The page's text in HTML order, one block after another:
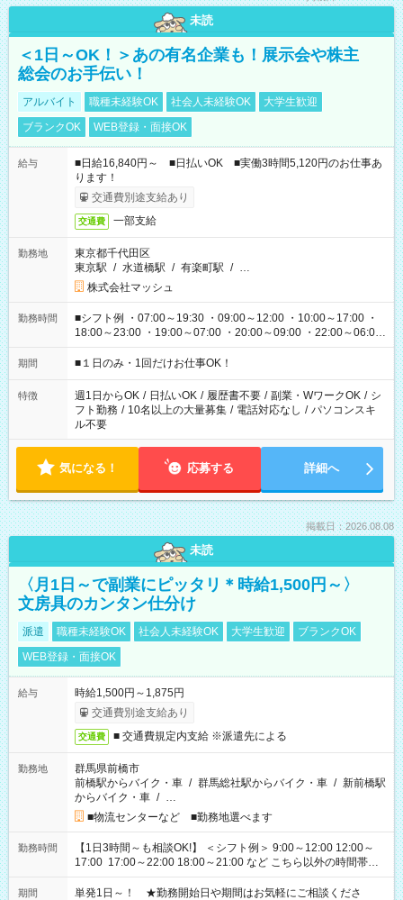
未読
＜1日～OK！＞あの有名企業も！展示会や株主
総会のお手伝い！
アルバイト 職種未経験OK 社会人未経験OK
大学生歓迎
ブランクOK
WEB登録・面接OK
給与
■日給16,840円～ ■日払いOK ■実働3時間5,120円のお仕事あ
ります！
交通費別途支給あり
交通費 一部支給
勤務地
東京都千代田区
東京駅 / 水道橋駅 / 有楽町駅 / …
株式会社マッシュ
勤務時間
■シフト例 ・07:00～19:30 ・09:00～12:00 ・10:00～17:00 ・
18:00～23:00 ・19:00～07:00 ・20:00～09:00 ・22:00～06:00
etc ★最短で3時間で5,120円のお仕事から 15時間で2万円近く稼
げるお仕事も！ ご希望のお時間に合わせてご紹介！ ※シフトは
ください！
期間 ■１日のみ・1回だけお仕事OK！
特徴 週1日からOK / 日払いOK / 履歴書不要 / 副業・WワークOK / シ
フト勤務 / 10名以上の大量募集 / 電話対応なし / パソコンスキ
ル不要
気になる！ 応募する 詳細へ
掲載日：2026.08.08
未読
〈月1日～で副業にピッタリ＊時給1,500円～〉
文房具のカンタン仕分け
派遣 職種未経験OK 社会人未経験OK 大学生歓迎
ブランクOK
WEB登録・面接OK
給与
時給1,500円～1,875円
交通費別途支給あり
交通費 ■ 交通費規定内支給 ※派遣先による
勤務地
群馬県前橋市
前橋駅からバイク・車 / 群馬総社駅からバイク・車 / 新前橋駅
からバイク・車 / …
■物流センターなど ■勤務地選べます
勤務時間
【1日3時間～も相談OK!】 ＜シフト例＞ 9:00～12:00 12:00～
17:00 17:00～22:00 18:00～21:00 など こちら以外の時間帯も
お気軽にご相談ください！
期間
単発1日～！ ★勤務開始日や期間はお気軽にご相談くださ